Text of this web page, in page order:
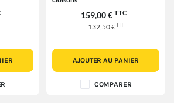
159,00 € TTC
132,50 €HT
AJOUTER AU PANIER
COMPARER